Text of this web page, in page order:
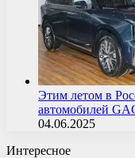
Этим летом в
автомобилей
04.06.2025
Интересное